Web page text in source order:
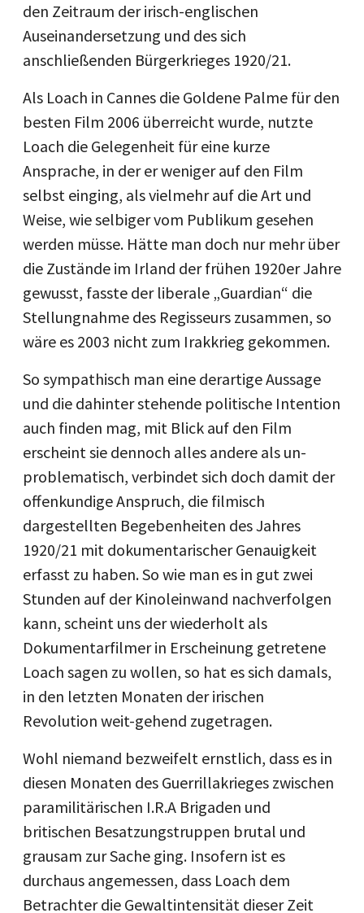
den Zeitraum der irisch-englischen
Auseinandersetzung und des sich
anschließenden Bürgerkrieges 1920/21.
Als Loach in Cannes die Goldene Palme für den
besten Film 2006 überreicht wurde, nutzte
Loach die Gelegenheit für eine kurze
Ansprache, in der er weniger auf den Film
selbst einging, als vielmehr auf die Art und
Weise, wie selbiger vom Publikum gesehen
werden müsse. Hätte man doch nur mehr über
die Zustände im Irland der frühen 1920er Jahre
gewusst, fasste der liberale „Guardian“ die
Stellungnahme des Regisseurs zusammen, so
wäre es 2003 nicht zum Irakkrieg gekommen.
So sympathisch man eine derartige Aussage
und die dahinter stehende politische Intention
auch finden mag, mit Blick auf den Film
erscheint sie dennoch alles andere als un-
problematisch, verbindet sich doch damit der
offenkundige Anspruch, die filmisch
dargestellten Begebenheiten des Jahres
1920/21 mit dokumentarischer Genauigkeit
erfasst zu haben. So wie man es in gut zwei
Stunden auf der Kinoleinwand nachverfolgen
kann, scheint uns der wiederholt als
Dokumentarfilmer in Erscheinung getretene
Loach sagen zu wollen, so hat es sich damals,
in den letzten Monaten der irischen
Revolution weit-gehend zugetragen.
Wohl niemand bezweifelt ernstlich, dass es in
diesen Monaten des Guerrillakrieges zwischen
paramilitärischen I.R.A Brigaden und
britischen Besatzungstruppen brutal und
grausam zur Sache ging. Insofern ist es
durchaus angemessen, dass Loach dem
Betrachter die Gewaltintensität dieser Zeit